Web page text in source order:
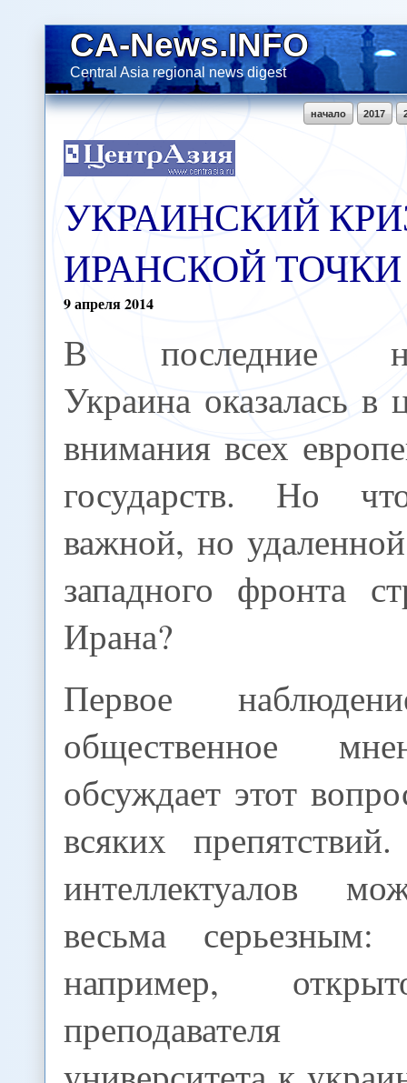
CA-News.INFO
Central Asia regional news digest
2017
начало
УКРАИНСКИЙ
ИРАНСКОЙ
9апреля2014
В последние
Украина оказалась в
внимания всех
государств. Но
важной, но
западного фронта
Ирана?
Первое
общественное
обсуждает этот
всяких
интеллектуалов
весьма серьезным:
например,
преподавателя